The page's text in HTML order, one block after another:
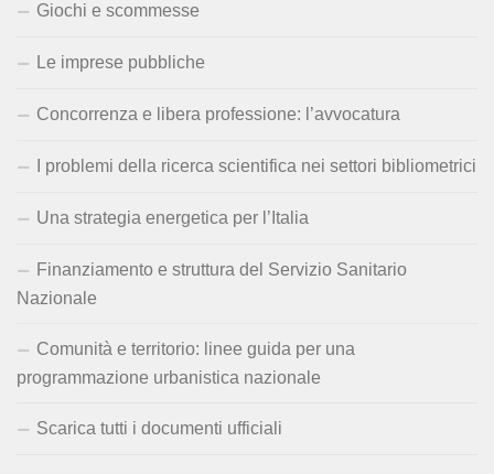
Giochi e scommesse
Le imprese pubbliche
Concorrenza e libera professione: l’avvocatura
I problemi della ricerca scientifica nei settori bibliometrici
Una strategia energetica per l’Italia
Finanziamento e struttura del Servizio Sanitario
Nazionale
Comunità e territorio: linee guida per una
programmazione urbanistica nazionale
Scarica tutti i documenti ufficiali